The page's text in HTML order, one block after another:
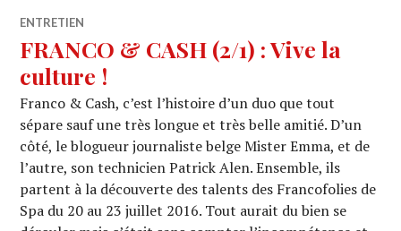
ENTRETIEN
FRANCO & CASH (2/1) : Vive la
culture !
Franco & Cash, c’est l’histoire d’un duo que tout
sépare sauf une très longue et très belle amitié. D’un
côté, le blogueur journaliste belge Mister Emma, et de
l’autre, son technicien Patrick Alen. Ensemble, ils
partent à la découverte des talents des Francofolies de
Spa du 20 au 23 juillet 2016. Tout aurait du bien se